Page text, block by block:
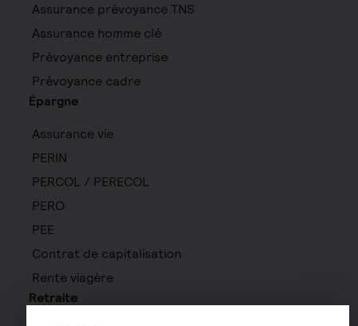
Assurance prévoyance TNS
Assurance homme clé
Prévoyance entreprise
Prévoyance cadre
Épargne
Assurance vie
PERIN
PERCOL / PERECOL
PERO
PEE
Contrat de capitalisation
Rente viagère
Retraite